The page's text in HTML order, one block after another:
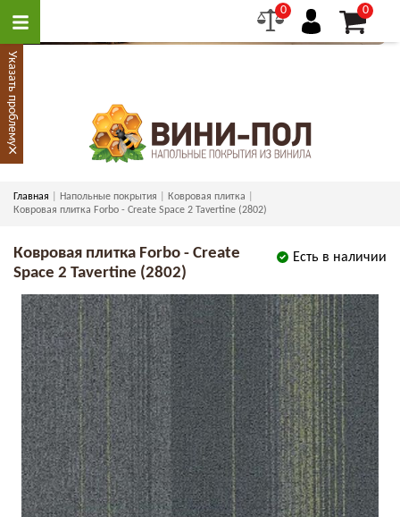
0 0
Главная Напольные покрытия
Ковровая плитка
Ковровая плитка Forbo - Create Space 2 Tavertine (2802)
Есть в наличии
Ковровая плитка Forbo - Create
Space 2 Tavertine (2802)
Указать проблему
×